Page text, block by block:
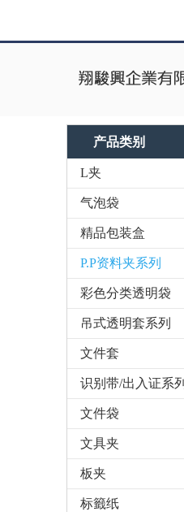
产品类别
L夹
气泡袋
精品包装盒
P.P资料夹系列
彩色分类透明袋
吊式透明套系列
文件套
识别带/出入证系列
文件袋
文具夹
板夹
标籤纸